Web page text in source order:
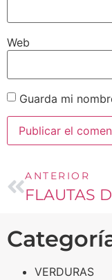
Web
Guarda mi
ANTERIOR
FLAUTAS
VERDURAS